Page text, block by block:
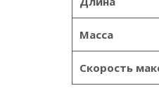
Масса
Скорость